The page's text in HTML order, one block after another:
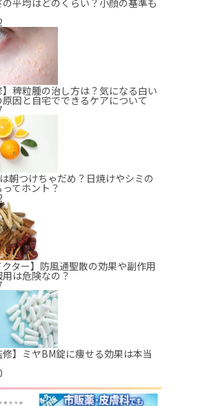
平均はどのくらい？小顔の基準も
】稗粒腫の治し方は？気になる白い
因と自宅でできるケアについて
朝つけちゃだめ？日焼けやシミの
てホント？
クター】防風通聖散の効果や副作用
は危険なの？
修】ミヤBM錠に痩せる効果は本当